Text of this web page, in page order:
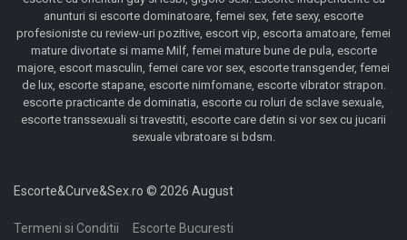
anunturi si escorte dominatoare, femei sex, fete sexy, escorte
profesioniste cu review-uri pozitive, escort vip, escorta amatoare, femei
mature divortate si mame Milf, femei mature bune de pula, escorte
majore, escort masculin, femei care vor sex, escorte transgender, femei
de lux, escorte stapane, escorte nimfomane, escorte vibrator strapon.
escorte practicante de dominatia, escorte cu roluri de sclave sexuale,
escorte transsexuali si travestiti, escorte care detin si vor sex cu jucarii
sexuale vibratoare si bdsm.
Escorte&Curve&Sex.ro © 2026 August
Termeni si Conditii Escorte Bucuresti